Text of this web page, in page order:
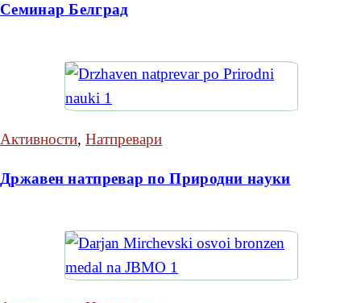
Семинар Белград
Активности, Натпревари
Државен натпревар по Природни науки